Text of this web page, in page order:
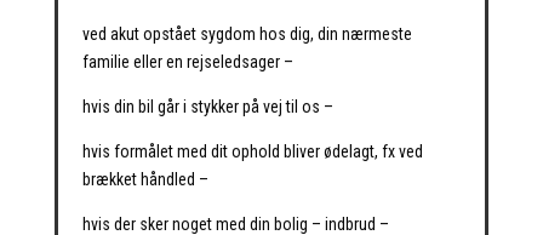
ved akut opstået sygdom hos dig, din nærmeste
familie eller en rejseledsager –
hvis din bil går i stykker på vej til os –
hvis formålet med dit ophold bliver ødelagt, fx ved
brækket håndled –
hvis der sker noget med din bolig – indbrud –